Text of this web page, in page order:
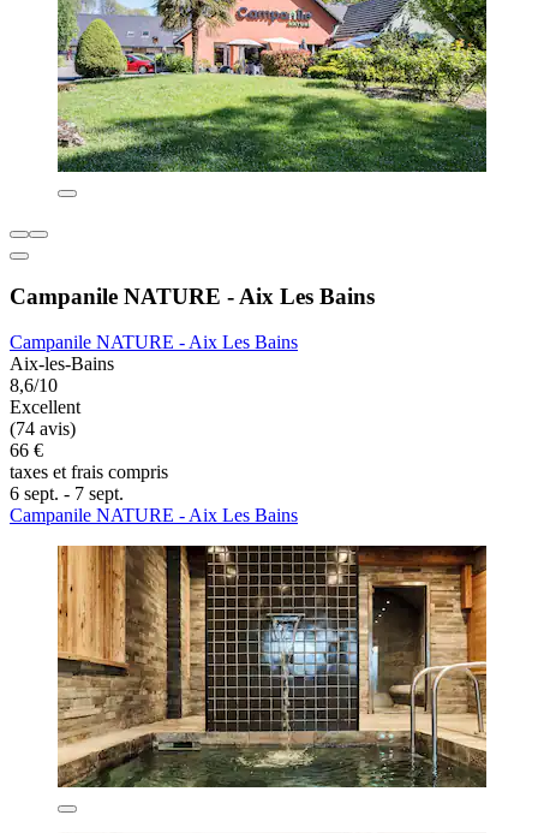
Campanile NATURE - Aix Les Bains
Campanile NATURE - Aix Les Bains
Aix-les-Bains
8,6/10
Excellent
(74 avis)
66 €
taxes et frais compris
6 sept. - 7 sept.
Campanile NATURE - Aix Les Bains